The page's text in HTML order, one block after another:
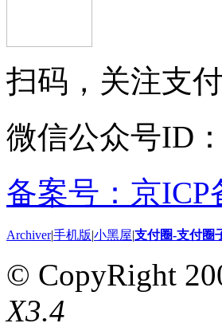
扫码，关注支
微信公众号ID
备案号：京ICP
Archiver|手机版|小黑屋|支付圈-支付圈
© CopyRight
X3.4